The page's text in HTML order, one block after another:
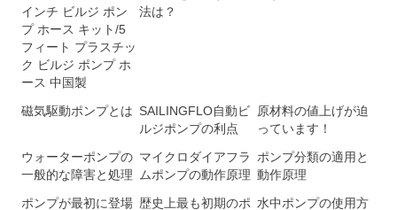
インチ ビルジ ポン
プ ホース キット/5
フィート プラスチッ
ク ビルジ ポンプ ホ
ース 中国製
法は？
磁気駆動ポンプとは SAILINGFLO自動ビ
ルジポンプの利点
原材料の値上げが迫
っています！
ウォーターポンプの
一般的な障害と処理
マイクロダイアフラ
ムポンプの動作原理
ポンプ分類の適用と
動作原理
ポンプが最初に登場 歴史上最も初期のポ 水中ポンプの使用方